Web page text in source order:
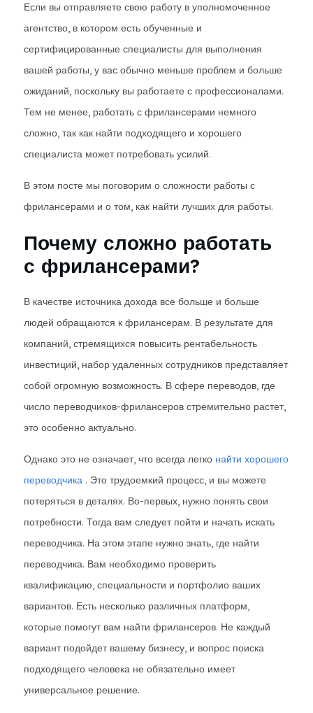
Если вы отправляете свою работу в уполномоченное
агентство, в котором есть обученные и
сертифицированные специалисты для выполнения
вашей работы, у вас обычно меньше проблем и больше
ожиданий, поскольку вы работаете с профессионалами.
Тем не менее, работать с фрилансерами немного
сложно, так как найти подходящего и хорошего
специалиста может потребовать усилий.
В этом посте мы поговорим о сложности работы с
фрилансерами и о том, как найти лучших для работы.
Почему сложно работать
с фрилансерами?
В качестве источника дохода все больше и больше
людей обращаются к фрилансерам. В результате для
компаний, стремящихся повысить рентабельность
инвестиций, набор удаленных сотрудников представляет
собой огромную возможность. В сфере переводов, где
число переводчиков-фрилансеров стремительно растет,
это особенно актуально.
Однако это не означает, что всегда легко найти хорошего
переводчика . Это трудоемкий процесс, и вы можете
потеряться в деталях. Во-первых, нужно понять свои
потребности. Тогда вам следует пойти и начать искать
переводчика. На этом этапе нужно знать, где найти
переводчика. Вам необходимо проверить
квалификацию, специальности и портфолио ваших
вариантов. Есть несколько различных платформ,
которые помогут вам найти фрилансеров. Не каждый
вариант подойдет вашему бизнесу, и вопрос поиска
подходящего человека не обязательно имеет
универсальное решение.